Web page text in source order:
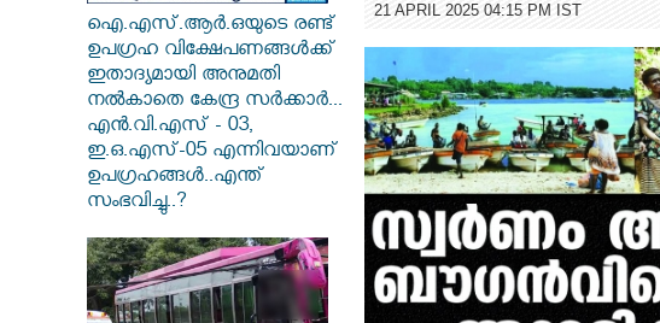
ഐ.എസ്.ആർ.ഒയുടെ രണ്ട്
ഉപഗ്രഹ വിക്ഷേപണങ്ങൾക്ക്
ഇതാദ്യമായി അനുമതി
നൽകാതെ കേന്ദ്ര സർക്കാർ...
എൻ.വി.എസ് - 03,
ഇ.ഒ.എസ്-05 എന്നിവയാണ്
ഉപഗ്രഹങ്ങൾ..എന്ത്
സംഭവിച്ചു..?
21 APRIL 2025 04:15 PM IST